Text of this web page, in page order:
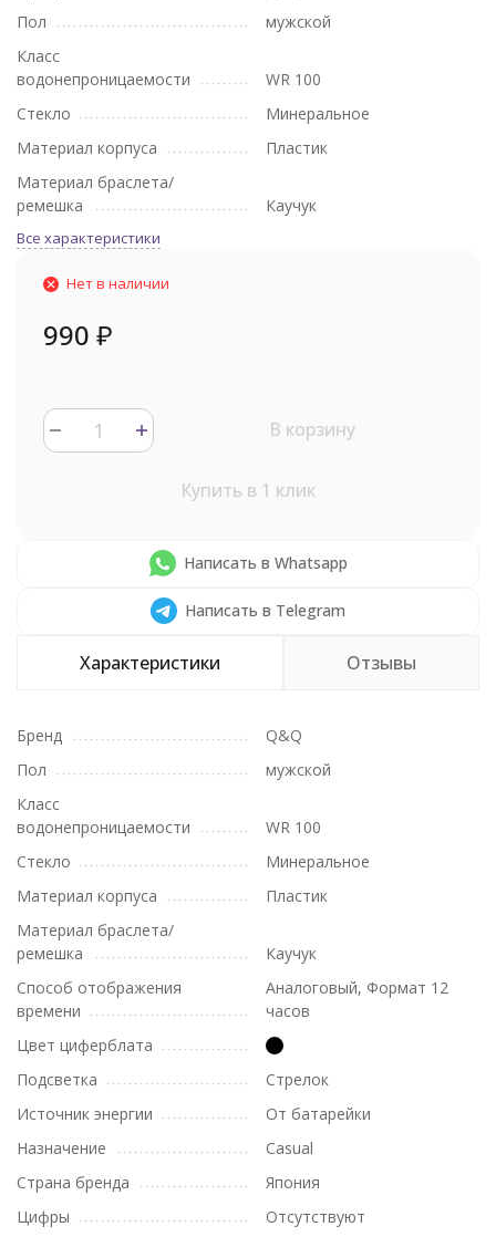
Пол
мужской
Класс
водонепроницаемости
WR 100
Стекло
Минеральное
Материал корпуса
Пластик
Материал браслета/
ремешка
Каучук
Все характеристики
Нет в наличии
990 ₽
В корзину
Купить в 1 клик
Написать в Whatsapp
Написать в Telegram
Характеристики Отзывы
Бренд
Q&Q
Пол
мужской
Класс
водонепроницаемости
WR 100
Стекло
Минеральное
Материал корпуса
Пластик
Материал браслета/
ремешка
Каучук
Способ отображения
времени
Аналоговый, Формат 12
часов
Цвет циферблата
Подсветка
Стрелок
Источник энергии
От батарейки
Назначение
Casual
Страна бренда
Япония
Цифры
Отсутствуют